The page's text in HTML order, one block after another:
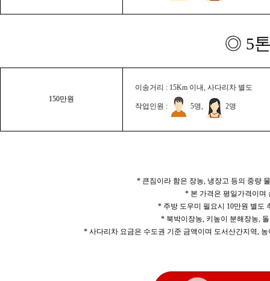
◎ 5
150만원
이송거리 : 15Km 이내, 사다리차 별도
작업인원 : 5명, 2명
* 큰짐이라 함은 장농, 냉장고 등의 중량
* 본 가격은 평일가격이며
* 주방 도우미 필요시 10만원 별도
* 북박이장농, 키높이 분해장농,
* 사다리차 요금은 수도권 기준 금액이며 도서산간지역,